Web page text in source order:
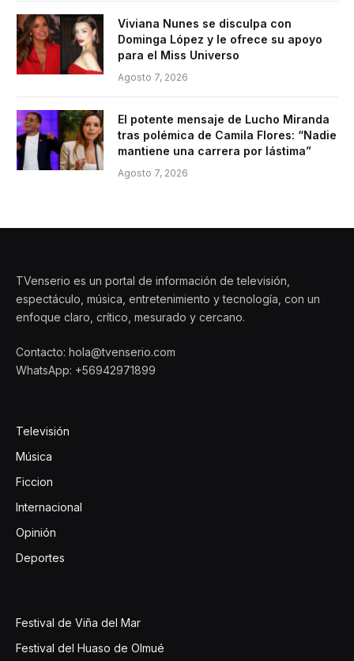
Viviana Nunes se disculpa con
Dominga López y le ofrece su apoyo
para el Miss Universo
Agosto 7, 2026
El potente mensaje de Lucho Miranda
tras polémica de Camila Flores: “Nadie
mantiene una carrera por lástima”
Agosto 7, 2026
TVenserio es un portal de información de televisión,
espectáculo, música, entretenimiento y tecnología, con un
enfoque claro, crítico, mesurado y cercano.
Contacto: hola@tvenserio.com
WhatsApp: +56942971899
Televisión
Música
Ficcion
Internacional
Opinión
Deportes
Festival de Viña del Mar
Festival del Huaso de Olmué